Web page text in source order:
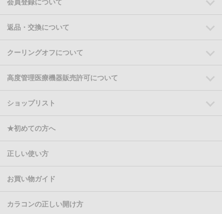
会員登録について
返品・交換について
クーリングオフについて
高度管理医療機器販売許可について
ショップリスト
★初めての方へ
正しい使い方
お買い物ガイド
カラコンの正しい開け方